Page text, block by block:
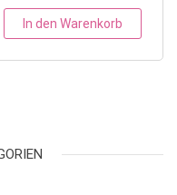
In den Warenkorb